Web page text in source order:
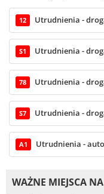
12 Utrudnienia -
S1 Utrudnienia -
78 Utrudnienia -
S7 Utrudnienia -
A1 Utrudnienia -
WAŻNE MIEJSCA